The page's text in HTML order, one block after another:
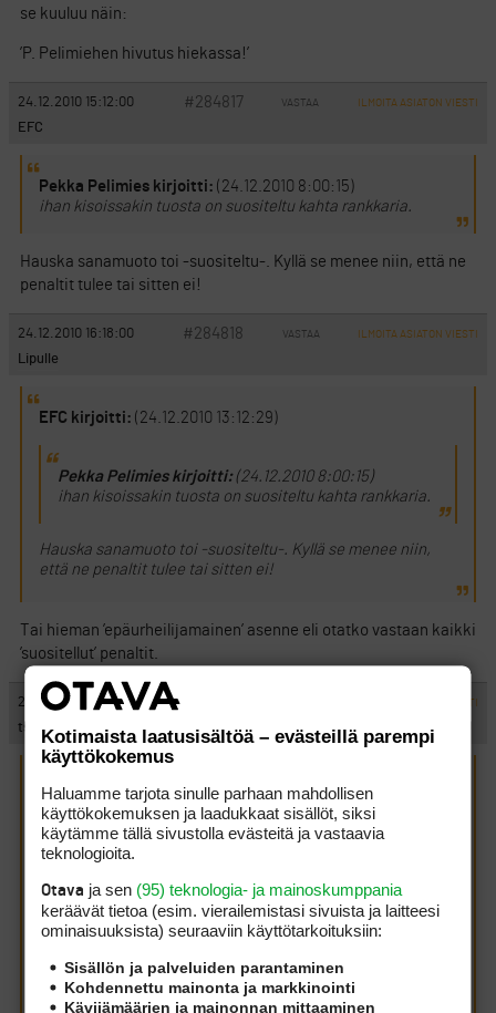
se kuuluu näin:
’P. Pelimiehen hivutus hiekassa!’
24.12.2010 15:12:00 #284817 VASTAA ILMOITA ASIATON VIESTI
EFC
Pekka Pelimies kirjoitti: (24.12.2010 8:00:15)
ihan kisoissakin tuosta on suositeltu kahta rankkaria.
Hauska sanamuoto toi -suositeltu-. Kyllä se menee niin, että ne
penaltit tulee tai sitten ei!
24.12.2010 16:18:00 #284818 VASTAA ILMOITA ASIATON VIESTI
Lipulle
EFC kirjoitti: (24.12.2010 13:12:29)
Pekka Pelimies kirjoitti:(24.12.2010 8:00:15)
ihan kisoissakin tuosta on suositeltu kahta rankkaria.
Hauska sanamuoto toi -suositeltu-. Kyllä se menee niin,
että ne penaltit tulee tai sitten ei!
Tai hieman ’epäurheilijamainen’ asenne eli otatko vastaan kaikki
’suositellut’ penaltit.
24.12.2010 16:21:00 ILMOITA ASIATON VIESTI
ts
Lipulle kirjoitti:(24.12.2010 14:18:52)
EFC kirjoitti:
Pekka Pelimies kirjoitti:(24.12.2010 8:00:15)
ihan kisoissakin tuosta on suositeltu kahta
Hauska sanamuoto toi -suositeltu-. Kyllä se menee
Kotimaista laatusisältöä – evästeillä parempi
käyttökokemus
Haluamme tarjota sinulle parhaan mahdollisen
käyttökokemuksen ja laadukkaat sisällöt, siksi
käytämme tällä sivustolla evästeitä ja vastaavia
teknologioita.
Otava ja sen (95) teknologia- ja mainoskumppania
keräävät tietoa (esim. vierailemis­tasi sivuista ja laitteesi
ominaisuuk­sista) seuraaviin käyttötarkoituksiin:
Sisällön ja palveluiden parantaminen
Kohdennettu mainonta ja markkinointi
Kävijämäärien ja mainonnan mittaaminen